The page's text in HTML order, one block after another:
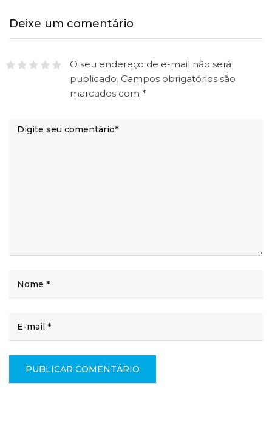
Deixe um comentário
O seu endereço de e-mail não será
publicado. Campos obrigatórios são
marcados com *